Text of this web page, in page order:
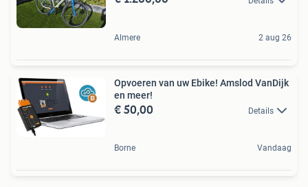
Almere 2 aug 26
Opvoeren van uw Ebike! Amslod VanDijk
en meer!
€ 50,00 Details
Borne Vandaag